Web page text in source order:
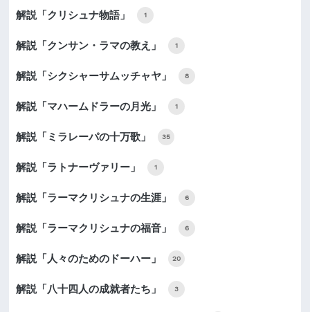
解説「クリシュナ物語」 1
解説「クンサン・ラマの教え」 1
解説「シクシャーサムッチャヤ」 8
解説「マハームドラーの月光」 1
解説「ミラレーパの十万歌」 35
解説「ラトナーヴァリー」 1
解説「ラーマクリシュナの生涯」 6
解説「ラーマクリシュナの福音」 6
解説「人々のためのドーハー」 20
解説「八十四人の成就者たち」 3